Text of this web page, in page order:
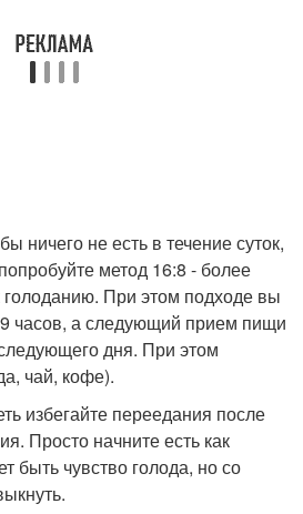
ничего не есть в течение суток,
метод 16:8 - более
При этом подходе вы
часов, а следующий прием пищи
дня. При этом
чай, кофе).
избегайте переедания после
Просто начните есть как
быть чувство голода, но со